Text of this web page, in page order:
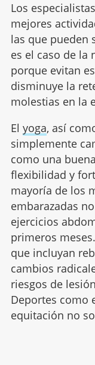
Los
mejores
las que pueden
es el caso de la
porque evitan
disminuye la
molestias en la
El yoga, así
simplemente
como una
flexibilidad y
mayoría de los
embarazadas
ejercicios
primeros
que incluyan
cambios
riesgos de
Deportes como
equitación no